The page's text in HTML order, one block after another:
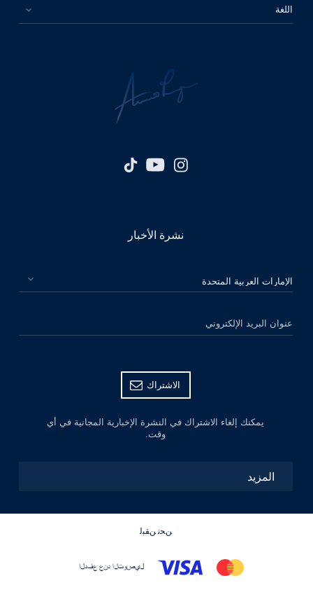
اللغة
نشرة الأخبار
الرجاء اختيار بلدك
عنوان البريد الإلكتروني
الاشتراك
يمكنك إلغاء الاشتراك في النشرة الإخبارية المجانية في أي
وقت.
المزيد
ﻦﺤﻧ ﻦﻘﺒﻟ